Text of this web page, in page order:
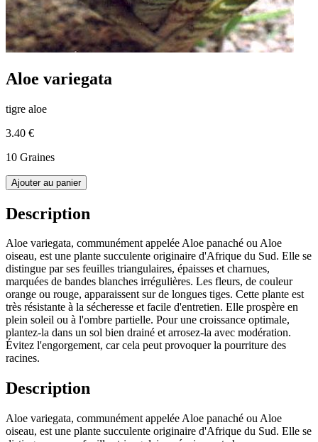
Aloe variegata
tigre aloe
3.40 €
10 Graines
Ajouter au panier
Description
Aloe variegata, communément appelée Aloe panaché ou Aloe
oiseau, est une plante succulente originaire d'Afrique du Sud. Elle se
distingue par ses feuilles triangulaires, épaisses et charnues,
marquées de bandes blanches irrégulières. Les fleurs, de couleur
orange ou rouge, apparaissent sur de longues tiges. Cette plante est
très résistante à la sécheresse et facile d'entretien. Elle prospère en
plein soleil ou à l'ombre partielle. Pour une croissance optimale,
plantez-la dans un sol bien drainé et arrosez-la avec modération.
Évitez l'engorgement, car cela peut provoquer la pourriture des
racines.
Description
Aloe variegata, communément appelée Aloe panaché ou Aloe
oiseau, est une plante succulente originaire d'Afrique du Sud. Elle se